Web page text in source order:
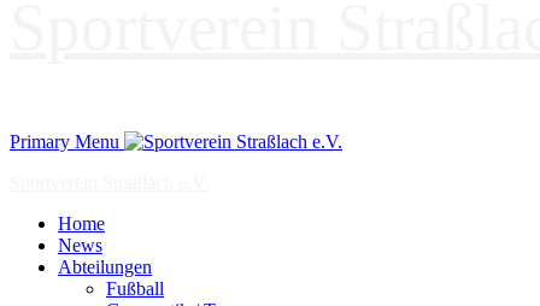
Primary Menu
Home
News
Abteilungen
Fußball